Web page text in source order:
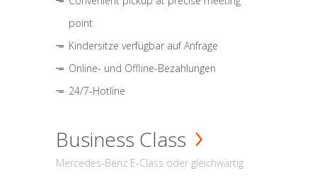
point
Kindersitze verfügbar auf Anfrage
Online- und Offline-Bezahlungen
24/7-Hotline
Business Class
Mercedes-Benz E-Class oder gleichwärtig